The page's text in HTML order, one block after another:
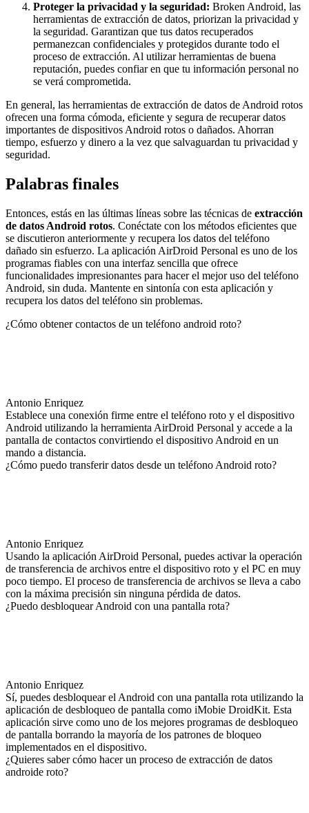
Proteger la privacidad y la seguridad: Broken Android, las
herramientas de extracción de datos, priorizan la privacidad y
la seguridad. Garantizan que tus datos recuperados
permanezcan confidenciales y protegidos durante todo el
proceso de extracción. Al utilizar herramientas de buena
reputación, puedes confiar en que tu información personal no
se verá comprometida.
En general, las herramientas de extracción de datos de Android rotos
ofrecen una forma cómoda, eficiente y segura de recuperar datos
importantes de dispositivos Android rotos o dañados. Ahorran
tiempo, esfuerzo y dinero a la vez que salvaguardan tu privacidad y
seguridad.
Palabras finales
Entonces, estás en las últimas líneas sobre las técnicas de extracción
de datos Android rotos. Conéctate con los métodos eficientes que
se discutieron anteriormente y recupera los datos del teléfono
dañado sin esfuerzo. La aplicación AirDroid Personal es uno de los
programas fiables con una interfaz sencilla que ofrece
funcionalidades impresionantes para hacer el mejor uso del teléfono
Android, sin duda. Mantente en sintonía con esta aplicación y
recupera los datos del teléfono sin problemas.
¿Cómo obtener contactos de un teléfono android roto?
Antonio Enriquez
Establece una conexión firme entre el teléfono roto y el dispositivo
Android utilizando la herramienta AirDroid Personal y accede a la
pantalla de contactos convirtiendo el dispositivo Android en un
mando a distancia.
¿Cómo puedo transferir datos desde un teléfono Android roto?
Antonio Enriquez
Usando la aplicación AirDroid Personal, puedes activar la operación
de transferencia de archivos entre el dispositivo roto y el PC en muy
poco tiempo. El proceso de transferencia de archivos se lleva a cabo
con la máxima precisión sin ninguna pérdida de datos.
¿Puedo desbloquear Android con una pantalla rota?
Antonio Enriquez
Sí, puedes desbloquear el Android con una pantalla rota utilizando la
aplicación de desbloqueo de pantalla como iMobie DroidKit. Esta
aplicación sirve como uno de los mejores programas de desbloqueo
de pantalla borrando la mayoría de los patrones de bloqueo
implementados en el dispositivo.
¿Quieres saber cómo hacer un proceso de extracción de datos
androide roto?